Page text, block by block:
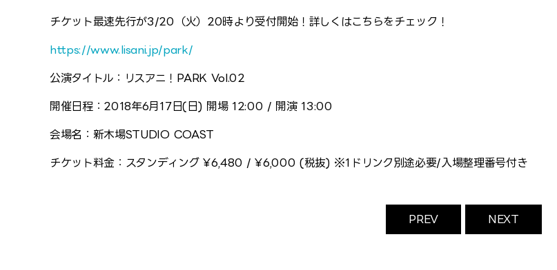
チケット最速先行が3/20（火）20時より受付開始！詳しくはこちらをチェック！
https://www.lisani.jp/park/
公演タイトル：リスアニ！PARK Vol.02
開催日程：2018年6月17日(日) 開場 12:00 / 開演 13:00
会場名：新木場STUDIO COAST
チケット料金：スタンディング ¥6,480 / ¥6,000 (税抜) ※1ドリンク別途必要/入場整理番号付き
PREV NEXT